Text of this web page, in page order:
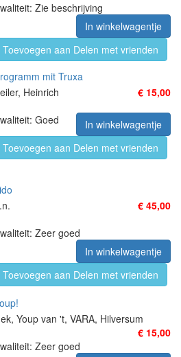
Zie beschrijving
In winkelwagentje
Toevoegen aan Delen met vrienden
mit Truxa
Heinrich
€ 15,00
Goed
In winkelwagentje
Toevoegen aan Delen met vrienden
€ 45,00
Zeer goed
In winkelwagentje
Toevoegen aan Delen met vrienden
Youp van 't, VARA, Hilversum
€ 15,00
Zeer goed